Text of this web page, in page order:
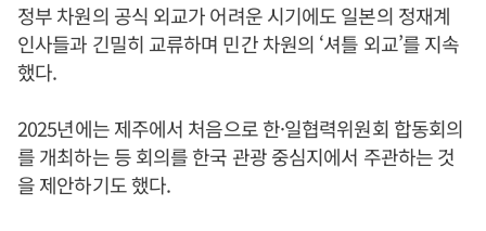
정부 차원의 공식 외교가 어려운 시기에도 일본의 정재계
인사들과 긴밀히 교류하며 민간 차원의 ‘셔틀 외교’를 지속
했다.
2025년에는 제주에서 처음으로 한·일협력위원회 합동회의
를 개최하는 등 회의를 한국 관광 중심지에서 주관하는 것
을 제안하기도 했다.